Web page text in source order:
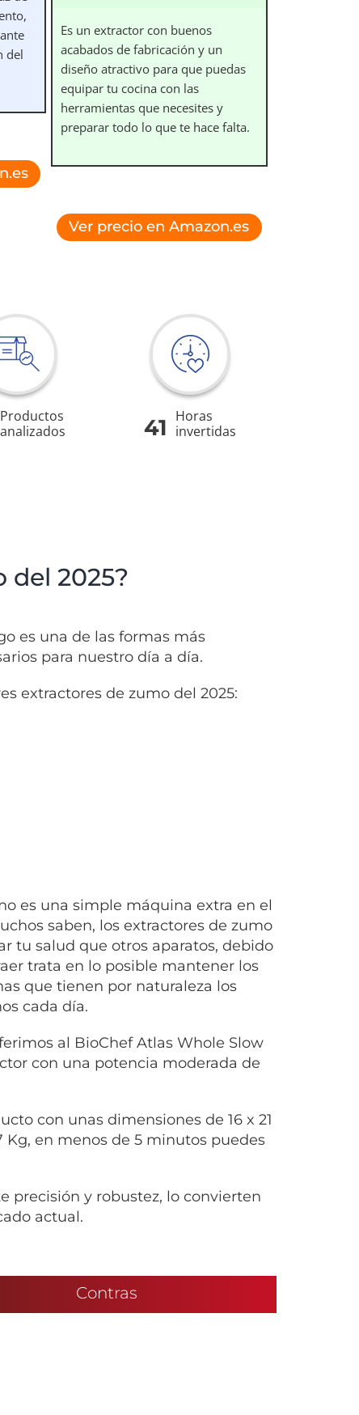
del
Es un extractor con buenos
acabados de fabricación y un
diseño atractivo para que puedas
equipar tu cocina con las
herramientas que necesites y
preparar todo lo que te hace falta.
Ver precio en Amazon.es
Productos
analizados
41 Horas
invertidas
del 2025?
es una de las formas más
para nuestro día a día.
extractores de zumo del 2025:
es una simple máquina extra en el
saben, los extractores de zumo
tu salud que otros aparatos, debido
trata en lo posible mantener los
que tienen por naturaleza los
cada día.
al BioChef Atlas Whole Slow
con una potencia moderada de
con unas dimensiones de 16 x 21
Kg, en menos de 5 minutos puedes
precisión y robustez, lo convierten
actual.
Contras